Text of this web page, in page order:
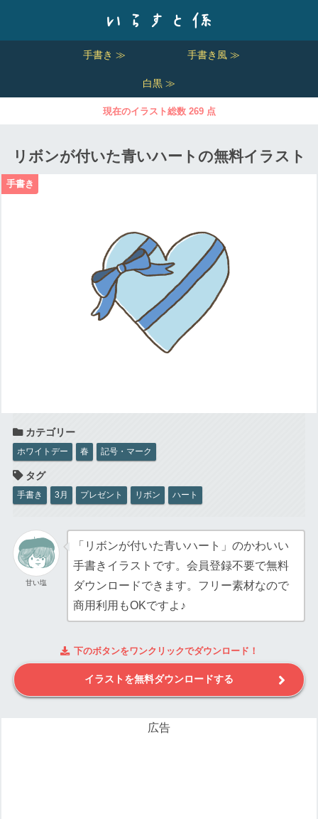
手書き ≫ 手書き風 ≫
白黒 ≫
現在のイラスト総数 269 点
リボンが付いた青いハートの無料イラスト
ホワイトデー 春 記号・マーク
手書き 3月 プレゼント リボン ハート
甘い塩
「リボンが付いた青いハート」のかわいい
手書きイラストです。会員登録不要で無料
ダウンロードできます。フリー素材なので
商用利用もOKですよ♪
下のボタンをワンクリックでダウンロード！
イラストを無料ダウンロードする
広告